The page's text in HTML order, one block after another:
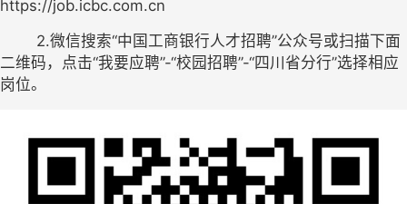
https://job.icbc.com.cn
2.微信搜索“中国工商银行人才招聘”公众号或扫描下面
二维码，点击“我要应聘”-“校园招聘”-“四川省分行”选择相应
岗位。